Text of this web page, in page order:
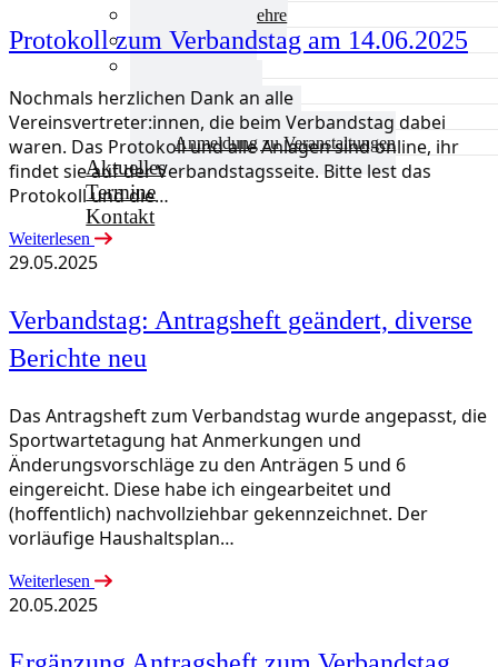
Aktuelles Lehre
Fortbildung
Trainerbörse
Lehre Downloads
Anmeldung zu Veranstaltungen
Aktuelles
Termine
Kontakt
Protokoll zum Verbandstag am 14.06.2025
Nochmals herzlichen Dank an alle
Vereinsvertreter:innen, die beim Verbandstag dabei
waren. Das Protokoll und alle Anlagen sind online, ihr
findet sie auf der Verbandstagsseite. Bitte lest das
Protokoll und die…
Weiterlesen
29.05.2025
Verbandstag: Antragsheft geändert, diverse
Berichte neu
Das Antragsheft zum Verbandstag wurde angepasst, die
Sportwartetagung hat Anmerkungen und
Änderungsvorschläge zu den Anträgen 5 und 6
eingereicht. Diese habe ich eingearbeitet und
(hoffentlich) nachvollziehbar gekennzeichnet. Der
vorläufige Haushaltsplan…
Weiterlesen
20.05.2025